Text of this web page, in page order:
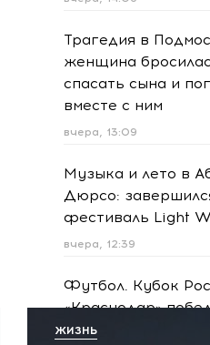
Трагедия в
женщина
спасать сына и
вместе с ним
вчера, 13:09
Музыка и лето в
Дюрсо:
фестиваль Light
вчера, 12:39
Футбол. Кубок
«Краснодар»
пенальти «Ахмат»
ЖИЗНЬ